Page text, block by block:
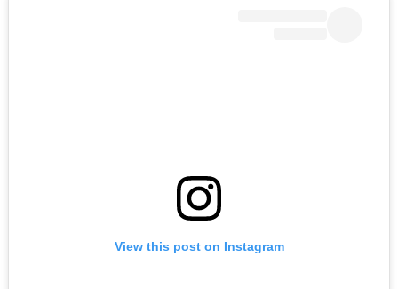
View this post on Instagram